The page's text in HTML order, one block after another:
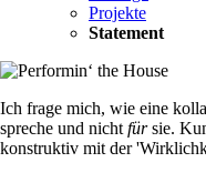
Projekte
Statement
Ich frage mich, wie eine
spreche und nicht fürsie.
konstruktiv mit der